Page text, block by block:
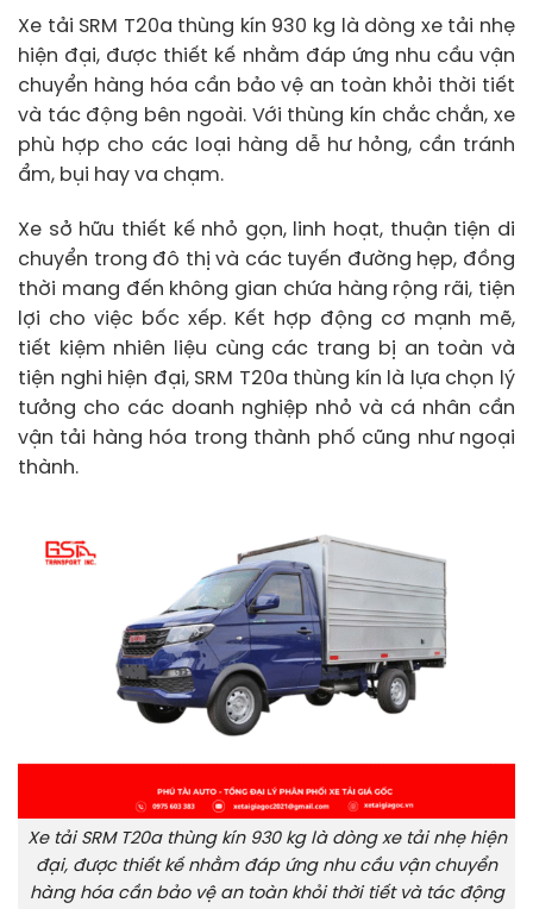
Xe tải SRM T20a thùng kín 930 kg là dòng xe tải nhẹ
hiện đại, được thiết kế nhằm đáp ứng nhu cầu vận
chuyển hàng hóa cần bảo vệ an toàn khỏi thời tiết
và tác động bên ngoài. Với thùng kín chắc chắn, xe
phù hợp cho các loại hàng dễ hư hỏng, cần tránh
ẩm, bụi hay va chạm.
Xe sở hữu thiết kế nhỏ gọn, linh hoạt, thuận tiện di
chuyển trong đô thị và các tuyến đường hẹp, đồng
thời mang đến không gian chứa hàng rộng rãi, tiện
lợi cho việc bốc xếp. Kết hợp động cơ mạnh mẽ,
tiết kiệm nhiên liệu cùng các trang bị an toàn và
tiện nghi hiện đại, SRM T20a thùng kín là lựa chọn lý
tưởng cho các doanh nghiệp nhỏ và cá nhân cần
vận tải hàng hóa trong thành phố cũng như ngoại
thành.
Xe tải SRM T20a thùng kín 930 kg là dòng xe tải nhẹ hiện
đại, được thiết kế nhằm đáp ứng nhu cầu vận chuyển
hàng hóa cần bảo vệ an toàn khỏi thời tiết và tác động